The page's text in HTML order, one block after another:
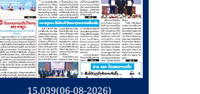
15.039(06-08-2026)